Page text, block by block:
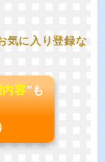
気に入り登録な
容"も